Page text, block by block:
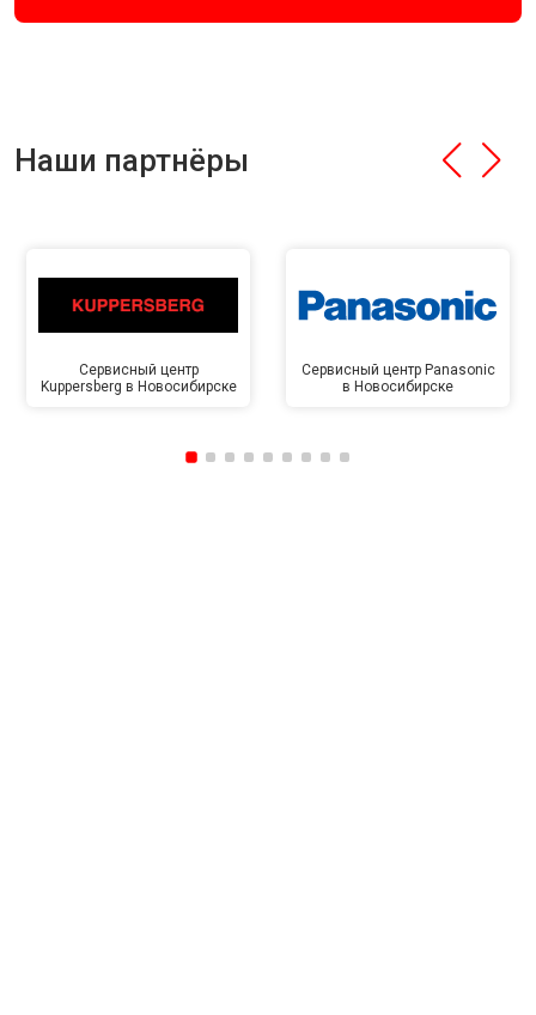
Наши партнёры
Сервисный центр
Kuppersberg в Новосибирске
Сервисный центр Panasonic
в Новосибирске